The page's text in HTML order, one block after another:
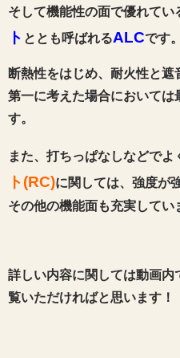
そして機能性の面で優れてい
ト ととも呼ばれるALCです。
断熱性をはじめ、耐火性と
第一に考えた場合において
す。
また、打ちっぱなしなどでよ
ト(RC)に関しては、強度が
その他の機能面も充実してい
詳しい内容に関しては動画
覧いただければと思います！